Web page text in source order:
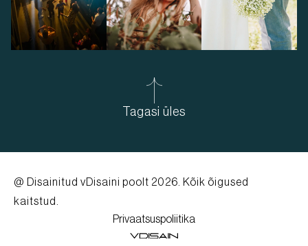
Tagasi üles
@ Disainitud vDisaini poolt 2026. Kõik õigused
kaitstud.
Privaatsuspoliitika